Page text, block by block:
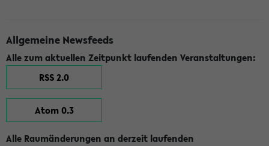
Allgemeine Newsfeeds
Alle zum aktuellen Zeitpunkt laufenden Veranstaltungen:
RSS 2.0
Atom 0.3
Alle Raumänderungen an derzeit laufenden